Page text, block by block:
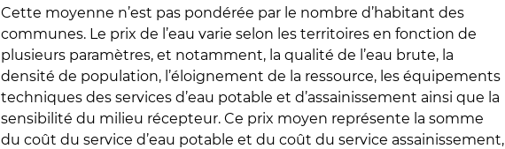
Cette moyenne n’est pas pondérée par le nombre d’habitant des
communes. Le prix de l’eau varie selon les territoires en fonction de
plusieurs paramètres, et notamment, la qualité de l’eau brute, la
densité de population, l’éloignement de la ressource, les équipements
techniques des services d’eau potable et d’assainissement ainsi que la
sensibilité du milieu récepteur. Ce prix moyen représente la somme
du coût du service d’eau potable et du coût du service assainissement,